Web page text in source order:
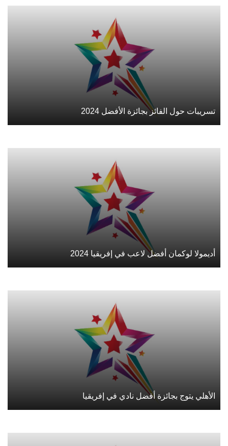
تسريبات حول الفائز بجائزة الأفضل 2024
أديمولا لوكمان أفضل لاعب في إفريقيا 2024
الأهلي يتوج بجائزة أفضل نادي في إفريقيا